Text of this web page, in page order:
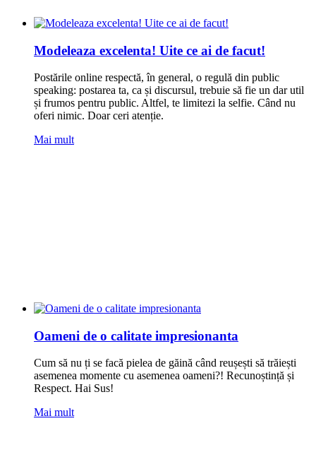
Modeleaza excelenta! Uite ce ai de facut!
Postările online respectă, în general, o regulă din ‪‎public
speaking‬: postarea ta, ca și discursul, trebuie să fie un dar util
și frumos pentru public. Altfel, te limitezi la ‪‎selfie‬. Când nu
oferi nimic. Doar ceri ‪‎atenție‬.
Mai mult
Oameni de o calitate impresionanta
Cum să nu ți se facă pielea de găină când reușești să trăiești
asemenea momente cu asemenea oameni?! Recunoștință și
Respect. Hai Sus!
Mai mult